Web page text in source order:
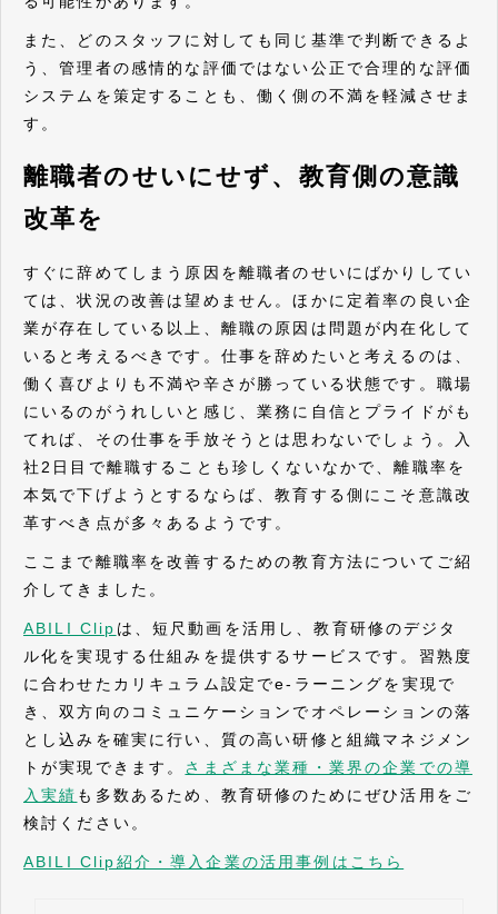
また、どのスタッフに対しても同じ基準で判断できるよ
う、管理者の感情的な評価ではない公正で合理的な評価
システムを策定することも、働く側の不満を軽減させま
す。
離職者のせいにせず、教育側の意識
改革を
すぐに辞めてしまう原因を離職者のせいにばかりしてい
ては、状況の改善は望めません。ほかに定着率の良い企
業が存在している以上、離職の原因は問題が内在化して
いると考えるべきです。仕事を辞めたいと考えるのは、
働く喜びよりも不満や辛さが勝っている状態です。職場
にいるのがうれしいと感じ、業務に自信とプライドがも
てれば、その仕事を手放そうとは思わないでしょう。入
社2日目で離職することも珍しくないなかで、離職率を
本気で下げようとするならば、教育する側にこそ意識改
革すべき点が多々あるようです。
ここまで離職率を改善するための教育方法についてご紹
介してきました。
ABILI Clip は、短尺動画を活用し、教育研修のデジタ
ル化を実現する仕組みを提供するサービスです。習熟度
に合わせたカリキュラム設定でe-ラーニングを実現で
き、双方向のコミュニケーションでオペレーションの落
とし込みを確実に行い、質の高い研修と組織マネジメン
トが実現できます。 さまざまな業種・業界の企業での導
入実績 も多数あるため、教育研修のためにぜひ活用をご
検討ください。
ABILI Clip紹介・導入企業の活用事例はこちら